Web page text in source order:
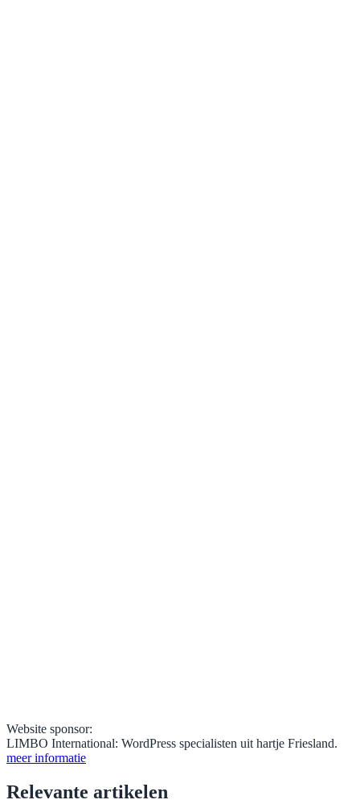
Website sponsor:
LIMBO International: WordPress specialisten uit hartje Friesland.
meer informatie
Relevante artikelen